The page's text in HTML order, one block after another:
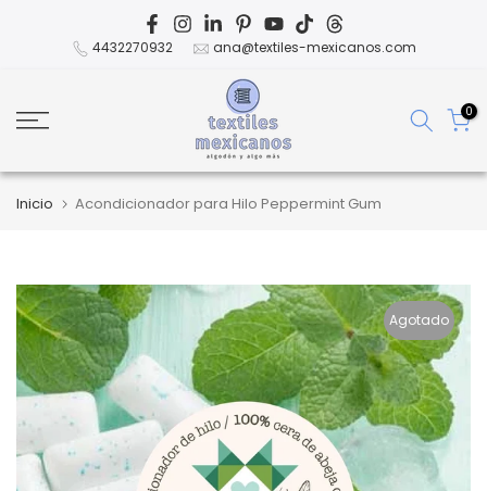
4432270932 ana@textiles-mexicanos.com
0
Inicio Acondicionador para Hilo Peppermint Gum
Agotado